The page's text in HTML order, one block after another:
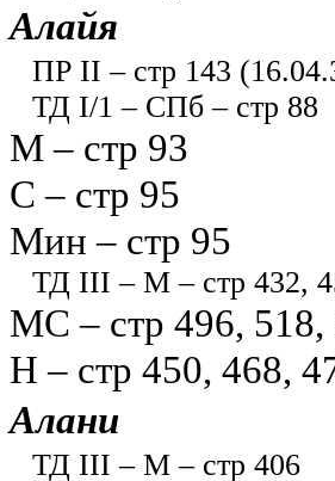
Алайя
ПР II – стр 143
ТД I/1 – СПб – стр 88
М – стр 93
С – стр 95
Мин – стр 95
ТД III – М – стр 432,
МС – стр 496, 518,
Н – стр 450, 468,
Алани
ТД III – М – стр 406